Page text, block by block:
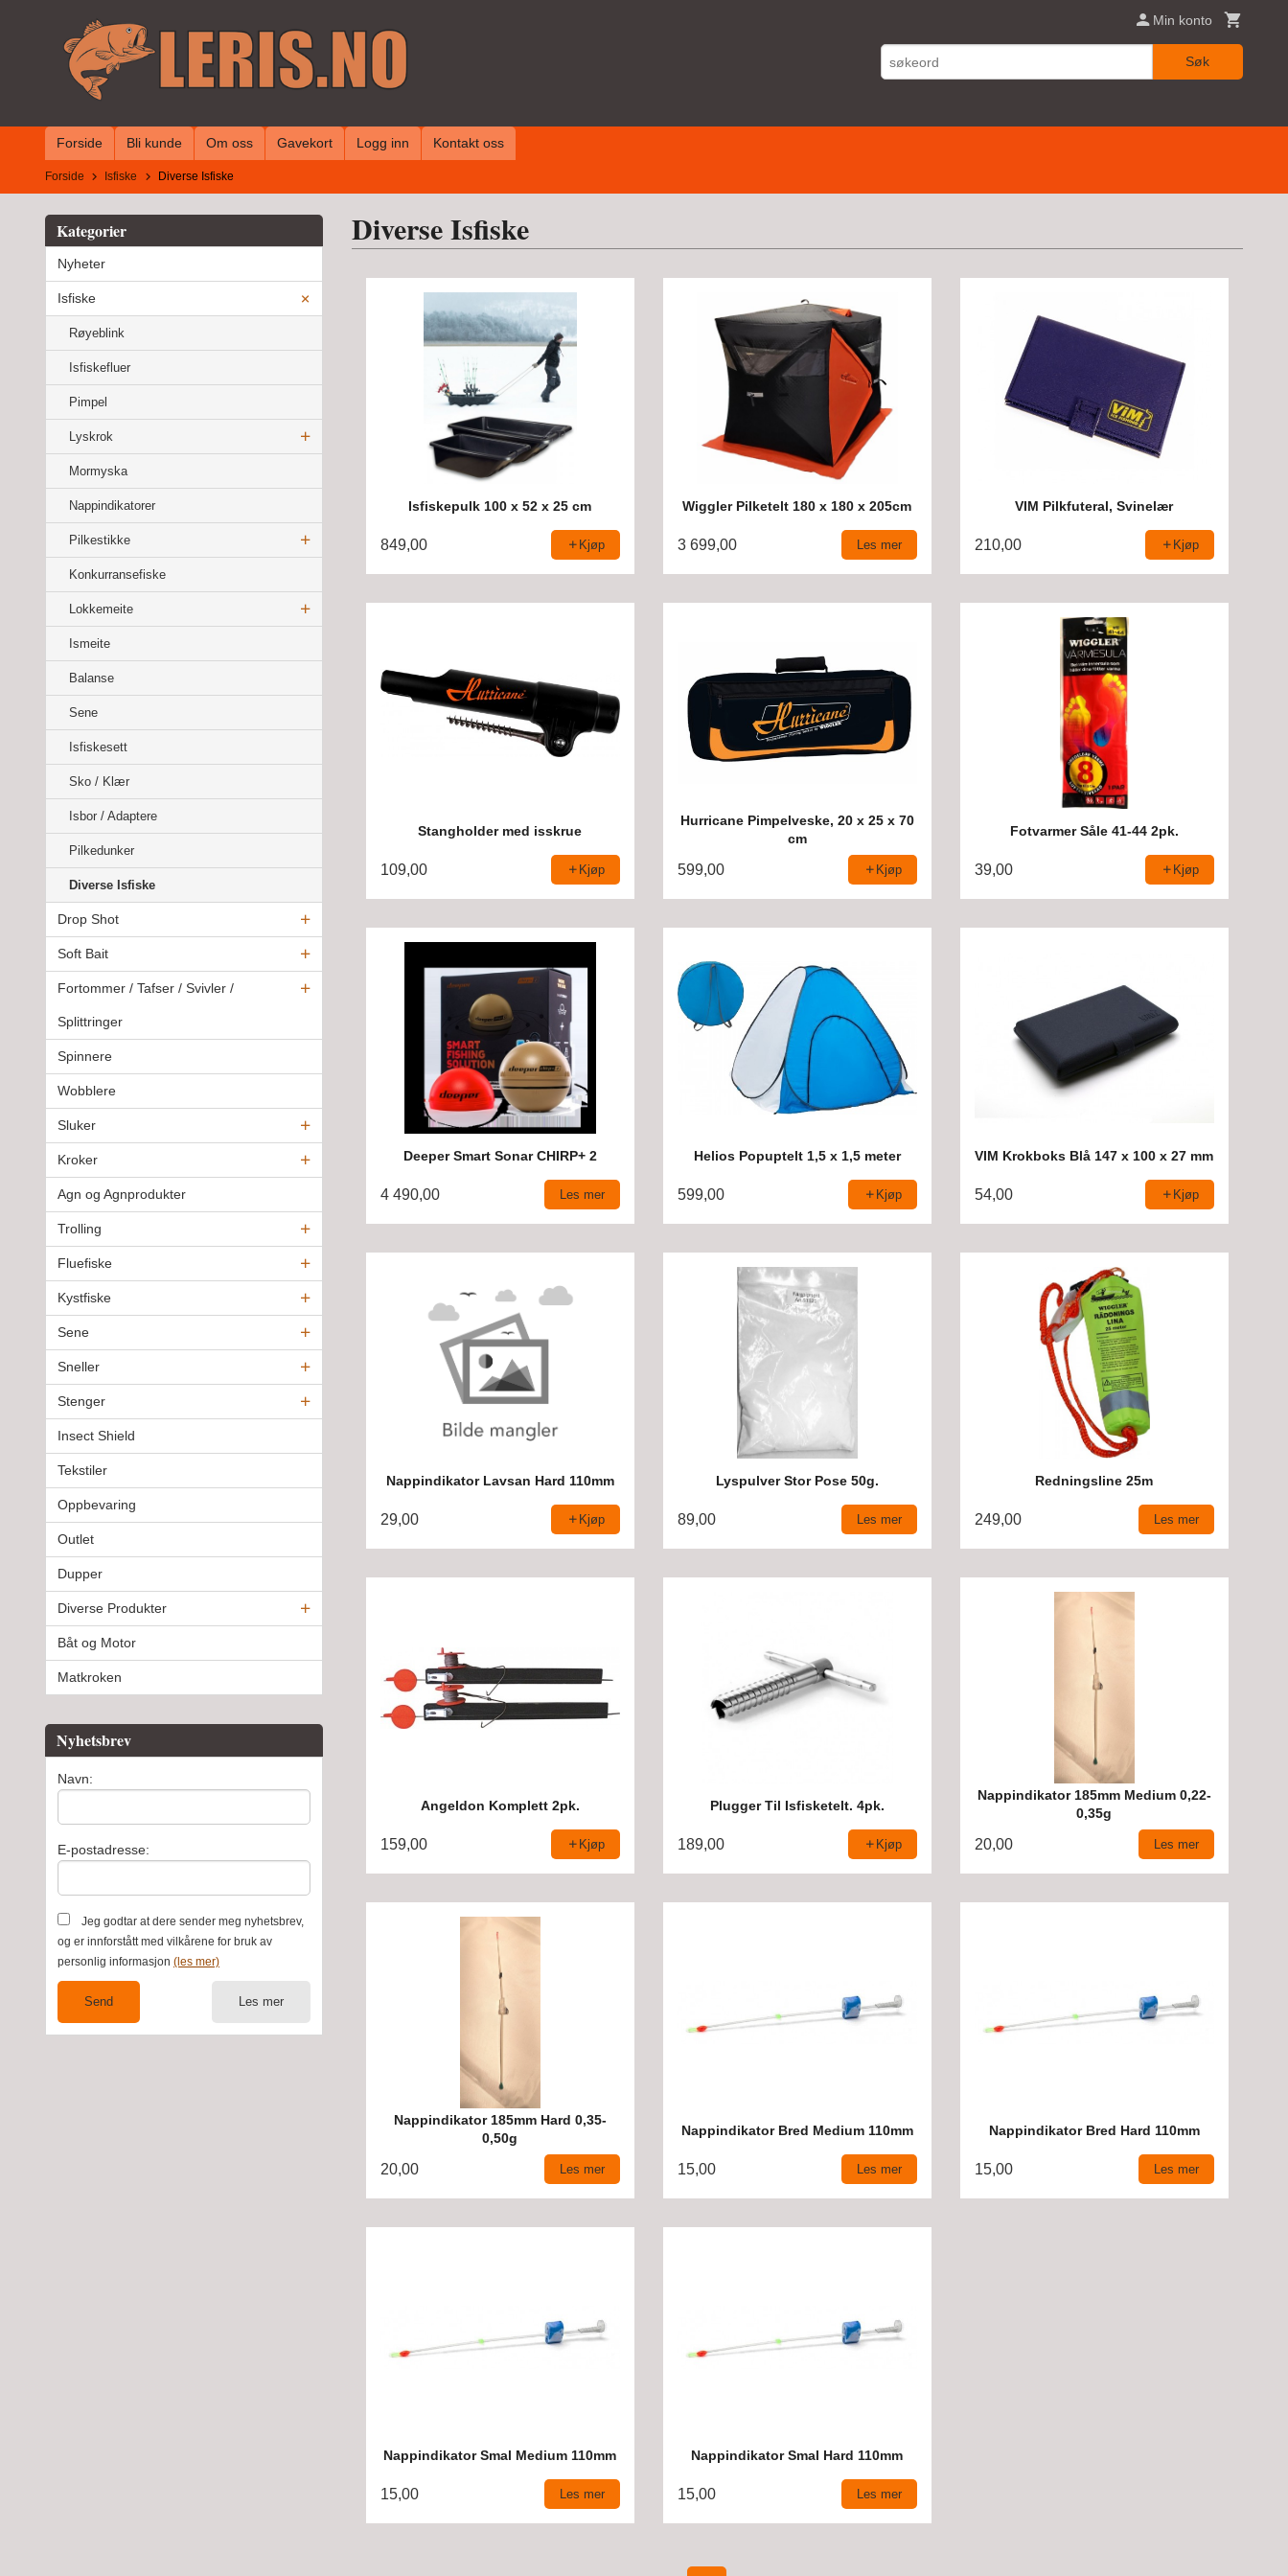
Min konto
Søk
Forside Bli kunde Om oss Gavekort Logg inn Kontakt oss
Forside Isfiske Diverse Isfiske
Kategorier
Nyheter
Isfiske
Røyeblink
Isfiskefluer
Pimpel
Lyskrok
Mormyska
Nappindikatorer
Pilkestikke
Konkurransefiske
Lokkemeite
Ismeite
Balanse
Sene
Isfiskesett
Sko / Klær
Isbor / Adaptere
Pilkedunker
Diverse Isfiske
Drop Shot
Soft Bait
Fortommer / Tafser / Svivler /
Splittringer
Spinnere
Wobblere
Sluker
Kroker
Agn og Agnprodukter
Trolling
Fluefiske
Kystfiske
Sene
Sneller
Stenger
Insect Shield
Tekstiler
Oppbevaring
Outlet
Dupper
Diverse Produkter
Båt og Motor
Matkroken
Nyhetsbrev
Navn:
E-postadresse:
Jeg godtar at dere sender meg nyhetsbrev,
og er innforstått med vilkårene for bruk av
personlig informasjon (les mer)
Les mer
Diverse Isfiske
Isfiskepulk 100 x 52 x 25 cm
849,00 Kjøp
Wiggler Pilketelt 180 x 180 x 205cm
3 699,00 Les mer
VIM Pilkfuteral, Svinelær
210,00 Kjøp
Stangholder med isskrue
109,00 Kjøp
Hurricane Pimpelveske, 20 x 25 x 70
cm
599,00 Kjøp
Fotvarmer Såle 41-44 2pk.
39,00 Kjøp
Deeper Smart Sonar CHIRP+ 2
4 490,00 Les mer
Helios Popuptelt 1,5 x 1,5 meter
599,00 Kjøp
VIM Krokboks Blå 147 x 100 x 27 mm
54,00 Kjøp
Nappindikator Lavsan Hard 110mm
29,00 Kjøp
Lyspulver Stor Pose 50g.
89,00 Les mer
Redningsline 25m
249,00 Les mer
Angeldon Komplett 2pk.
159,00 Kjøp
Plugger Til Isfisketelt. 4pk.
189,00 Kjøp
Nappindikator 185mm Medium 0,22-
0,35g
20,00 Les mer
Nappindikator 185mm Hard 0,35-
0,50g
20,00 Les mer
Nappindikator Bred Medium 110mm
15,00 Les mer
Nappindikator Bred Hard 110mm
15,00 Les mer
Nappindikator Smal Medium 110mm
15,00 Les mer
Nappindikator Smal Hard 110mm
15,00 Les mer